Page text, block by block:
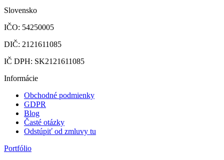
Slovensko
IČO: 54250005
DIČ: 2121611085
IČ DPH: SK2121611085
Informácie
Obchodné podmienky
GDPR
Blog
Časté otázky
Odstúpiť od zmluvy tu
Portfólio